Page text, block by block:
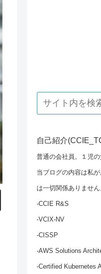
自己紹介
普通の会社員。１児
当ブログの内容は私
は一切関係ありません
-CCIE R&S
-VCIX-NV
-CISSP
-AWS Solutions
-Certified Kubernetes